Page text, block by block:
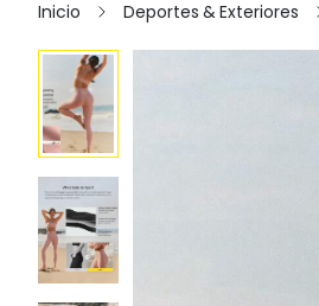
Inicio Deportes & Exteriores